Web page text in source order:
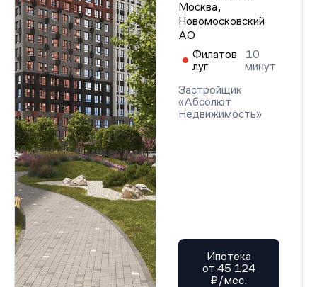
Москва,
Новомосковский
АО
Филатов
луг
10
минут
Застройщик
«Абсолют
Недвижимость»
Ипотека
от 45 124
₽/мес.